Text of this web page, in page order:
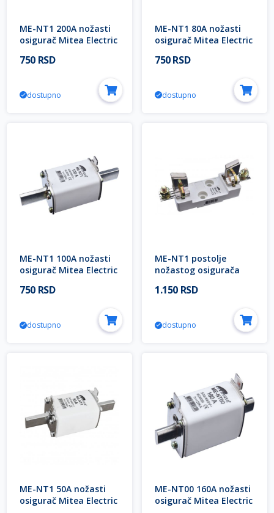
ME-NT1 200A nožasti
osigurač Mitea Electric
750 RSD
dostupno
ME-NT1 80A nožasti
osigurač Mitea Electric
750 RSD
dostupno
ME-NT1 100A nožasti
osigurač Mitea Electric
750 RSD
dostupno
ME-NT1 postolje
nožastog osigurača
1.150 RSD
dostupno
ME-NT1 50A nožasti
osigurač Mitea Electric
ME-NT00 160A nožasti
osigurač Mitea Electric